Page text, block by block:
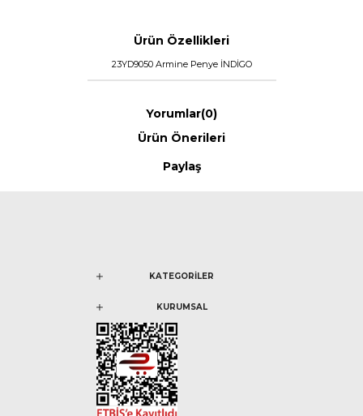
Ürün Özellikleri
23YD9050 Armine Penye İNDİGO
Yorumlar(0)
Ürün Önerileri
Paylaş
KATEGORİLER
KURUMSAL